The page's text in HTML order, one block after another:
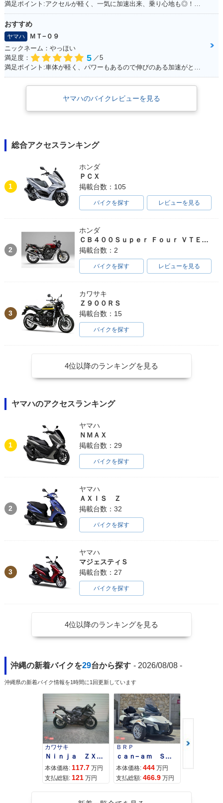
おすすめ
ヤマハ
ＭＴ−０９
ニックネーム：やっほい
満足度：
5 ／5
ヤマハのバイクレビューを見る
総合アクセスランキング
1
ホンダ
ＰＣＸ
掲載台数：105
バイクを探す レビューを見る
2
ホンダ
ＣＢ４００Ｓｕｐｅｒ Ｆｏｕｒ ＶＴＥＣ ＳＰＥＣ３
掲載台数：2
バイクを探す レビューを見る
3
カワサキ
Ｚ９００ＲＳ
掲載台数：15
バイクを探す
4位以降のランキングを見る
ヤマハのアクセスランキング
1
ヤマハ
ＮＭＡＸ
掲載台数：29
バイクを探す
2
ヤマハ
ＡＸＩＳ Ｚ
掲載台数：32
バイクを探す
3
ヤマハ
マジェスティＳ
掲載台数：27
バイクを探す
4位以降のランキングを見る
沖縄の新着バイクを29台から探す - 2026/08/08 -
沖縄県の新着バイク情報を1時間に1回更新しています
カワサキ
Ｎｉｎｊａ ＺＸ−４Ｒ ＳＥ
本体価格: 117.7 万円
支払総額: 121 万円
ＢＲＰ
ｃａｎ−ａｍ ＳＰＹＤＥＲ ＲＴ ＬＩＭＩＴＥＤ
本体価格: 444 万円
支払総額: 466.9 万円
スズキ
本体価格: